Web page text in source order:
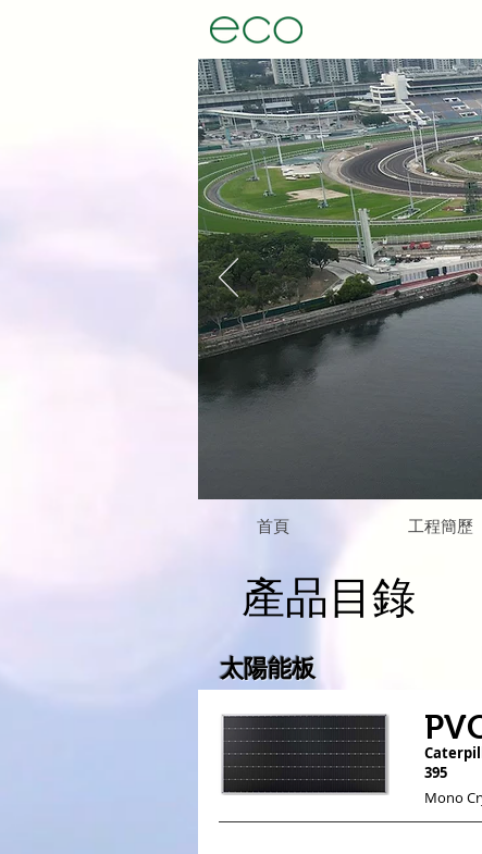
首頁 工程簡歷
​產品目錄
太陽能板
395
Mono